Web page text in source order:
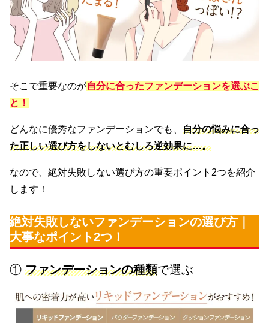
そこで重要なのが自分に合ったファンデーションを選ぶこ
と ！
どんなに優秀なファンデーションでも、 自分の悩みに合っ
た正しい選び方をしないとむしろ逆効果に…。
なので、絶対失敗しない選び方の重要ポイント2つを紹介
します！
絶対失敗しないファンデーションの選び方｜
大事なポイント2つ！
① ファンデーションの種類で選ぶ